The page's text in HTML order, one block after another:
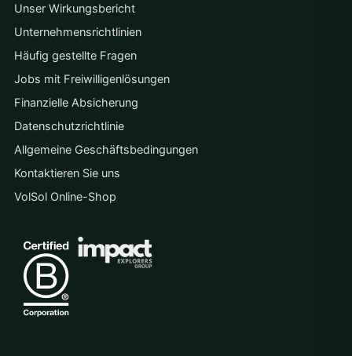
Unser Wirkungsbericht
Unternehmensrichtlinien
Häufig gestellte Fragen
Jobs mit Freiwilligenlösungen
Finanzielle Absicherung
Datenschutzrichtlinie
Allgemeine Geschäftsbedingungen
Kontaktieren Sie uns
VolSol Online-Shop